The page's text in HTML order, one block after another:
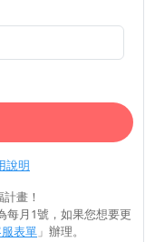
說明
畫！
每月1號，如果您想要更
表單」辦理。